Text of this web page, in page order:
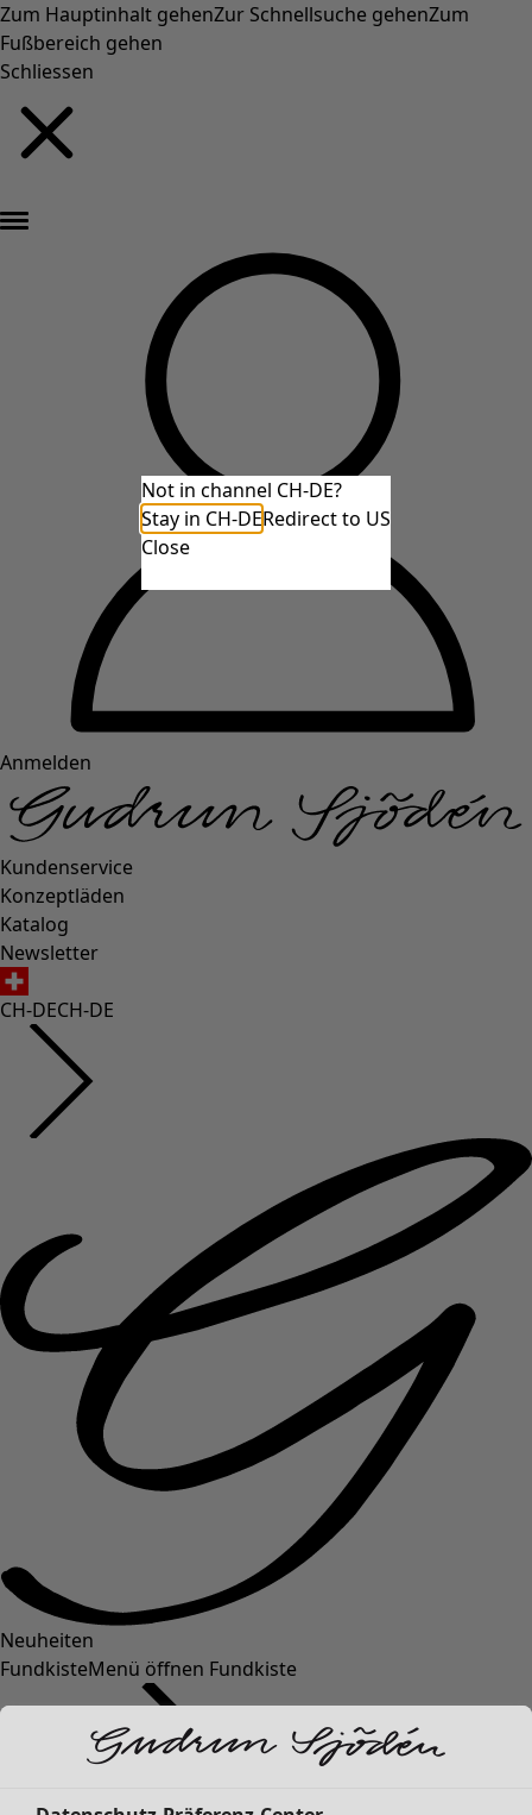
Zum Hauptinhalt gehenZur Schnellsuche gehenZum
Fußbereich gehen
Schliessen
Anmelden
Kundenservice
Konzeptläden
Katalog
Newsletter
CH-DECH-DE
Neuheiten
FundkisteMenü öffnen Fundkiste
Not in channel CH-DE?
Stay in CH-DERedirect to US
Close